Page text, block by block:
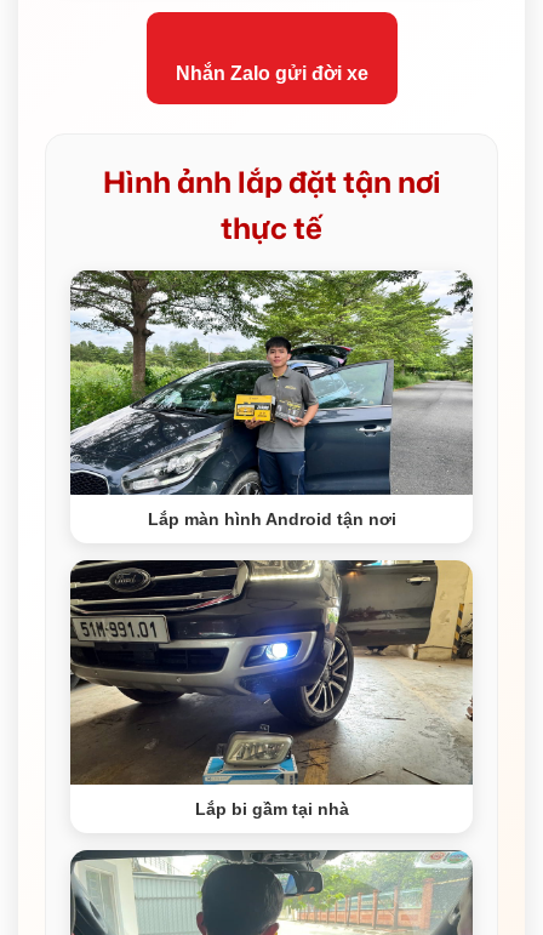
Nhắn Zalo gửi đời xe
Hình ảnh lắp đặt tận nơi
thực tế
Lắp màn hình Android tận nơi
Lắp bi gầm tại nhà